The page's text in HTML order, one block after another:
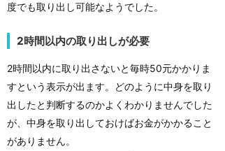
度でも取り出し可能なようでした。
2時間以内の取り出しが必要
2時間以内に取り出さないと毎時50元かかりま
すという表示が出ます。どのように中身を取り
出したと判断するのかよくわかりませんでした
が、中身を取り出しておけばお金がかかること
がありません。